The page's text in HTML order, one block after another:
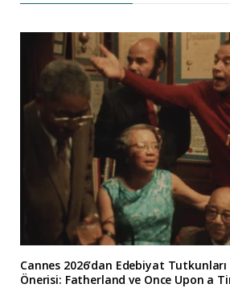
Cannes 2026’dan Edebiyat
Önerisi: Fatherland ve Once Upon a